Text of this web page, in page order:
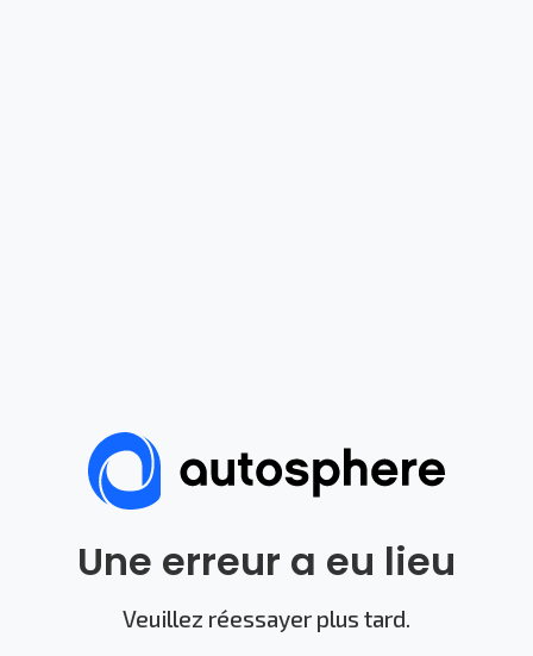
Une erreur a eu lieu
Veuillez réessayer plus tard.